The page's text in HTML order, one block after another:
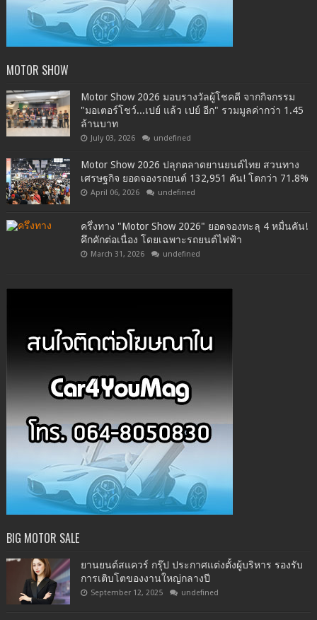
MOTOR SHOW
Motor Show 2026 มอบรางวัลผู้โชคดี จากกิจกรรม
"มอเตอร์โชว์...เปย์ แล้ว เปย์ อีก" รวมมูลค่ากว่า 1.45
ล้านบาท
July 03, 2026 undefined
Motor Show 2026 ปลุกตลาดยานยนต์ไทย สวนทาง
เศรษฐกิจ ยอดจองรถยนต์ 132,951 คัน! โตกว่า 71.8%
April 06, 2026 undefined
ครึ่งทาง "Motor Show 2026" ยอดจองทะลุ 4 หมื่นคัน!
คึกคักต่อเนื่อง โดยเฉพาะรถยนต์ไฟฟ้า
March 31, 2026 undefined
BIG MOTOR SALE
ยานยนต์สแควร์ กรุ๊ป ประกาศแต่งตั้งผู้บริหาร รองรับ
การเติบโตของงานใหญ่กลางปี
September 12, 2025 undefined